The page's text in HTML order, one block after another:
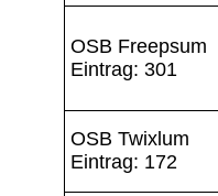
OSB Freepsum
Eintrag: 301
OSB Twixlum
Eintrag: 172